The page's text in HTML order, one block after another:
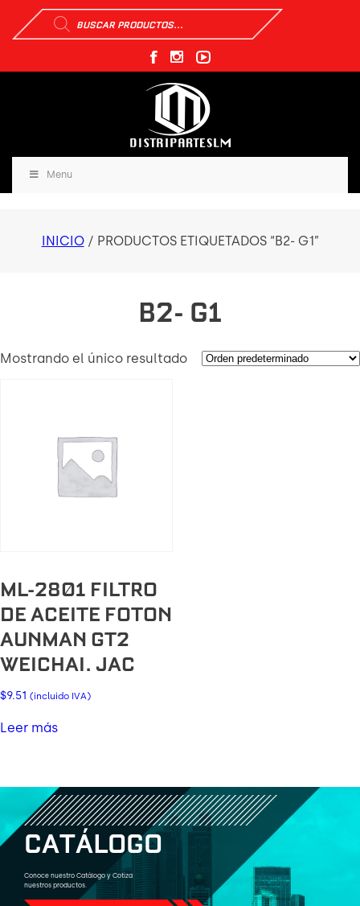
Búsqueda
de
productos
Menu
INICIO/ PRODUCTOS ETIQUETADOS “B2- G1”
B2- G1
Mostrando el único resultado
ML-2801 FILTRO
DE ACEITE FOTON
AUNMAN GT2
WEICHAI. JAC
$9.51 (incluido IVA)
Leer más
CATÁLOGO
Conoce nuestro Catálogo y Cotiza
nuestros productos.